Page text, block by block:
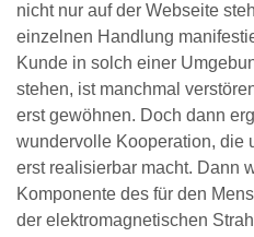
nicht nur auf der Webseite
einzelnen Handlung
Kunde in solch einer
stehen, ist manchmal
erst gewöhnen. Doch dann
wundervolle Kooperation, die
erst realisierbar macht. Dann
Komponente des für den
der elektromagnetischen